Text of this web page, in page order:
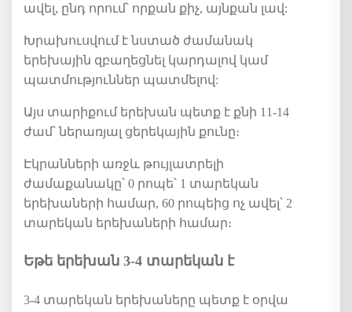
ավել, ընդ որում՝ որքան քիչ, այնքան լավ:
Խրախուսվում է նստած ժամանակ
երեխային զբաղեցնել կարդալով կամ
պատմություններ պատմելով:
Այս տարիքում երեխան պետք է քնի 11-14
ժամ՝ ներառյալ ցերեկային քունը։
Էկրանների առջև թույլատրելի
ժամաքանակը՝ 0 րոպե՝ 1 տարեկան
երեխաների համար, 60 րոպեից ոչ ավել՝ 2
տարեկան երեխաների համար։
Եթե երեխան 3-4 տարեկան է
3-4 տարեկան երեխաները պետք է օրվա